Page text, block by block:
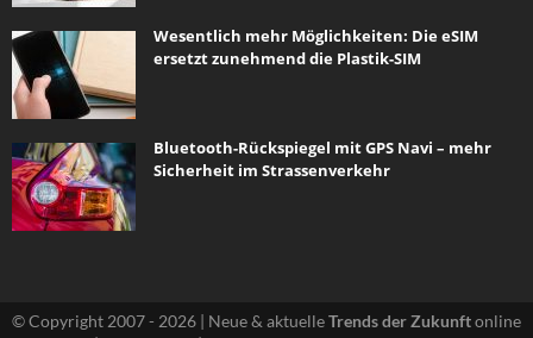
Wesentlich mehr Möglichkeiten: Die eSIM
ersetzt zunehmend die Plastik-SIM
Bluetooth-Rückspiegel mit GPS Navi – mehr
Sicherheit im Strassenverkehr
© Copyright 2007 - 2026 | Neue & aktuelleTrends der Zukunftonline